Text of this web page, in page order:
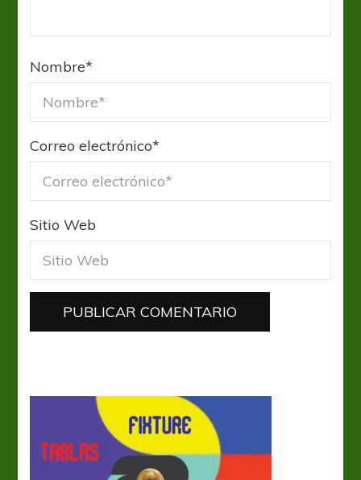
Nombre*
Correo electrónico*
Sitio Web